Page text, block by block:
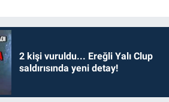
2 kişi vuruldu... Ereğli Yalı Clup
saldırısında yeni detay!